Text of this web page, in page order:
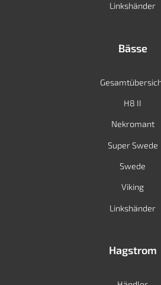
Linkshänder
Bässe
H8 II
Nekromant
Super Swede
Swede
Viking
Linkshänder
Hagstrom